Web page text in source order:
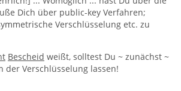
Dich über public-key Verfahren;
Verschlüsselung etc. zu
Bescheid weißt, solltest Du ~ zunächst ~
der Verschlüsselung lassen!